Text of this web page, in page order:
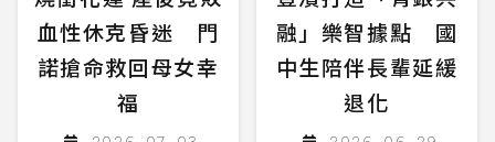
血性休克昏迷 門
諾搶命救回母女幸
福
融」樂智據點 國
中生陪伴長輩延緩
退化